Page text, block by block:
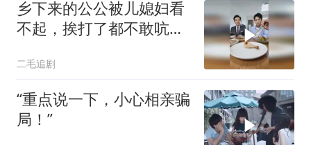
乡下来的公公被儿媳妇看
不起，挨打了都不敢吭
二毛追剧
“重点说一下，小心相亲骗
局！”